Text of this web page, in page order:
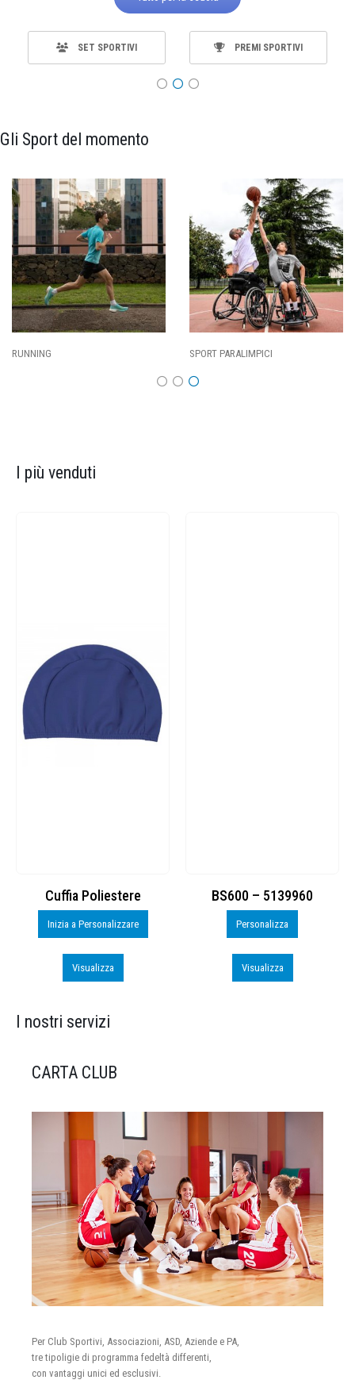
SET SPORTIVI PREMI SPORTIVI
Gli Sport del momento
RUNNING SPORT PARALIMPICI
I più venduti
Cuffia Poliestere
Inizia a Personalizzare
Visualizza
BS600 – 5139960
Personalizza
Visualizza
I nostri servizi
CARTA CLUB
Per Club Sportivi, Associazioni, ASD, Aziende e PA,
tre tipoligie di programma fedeltà differenti,
con vantaggi unici ed esclusivi.